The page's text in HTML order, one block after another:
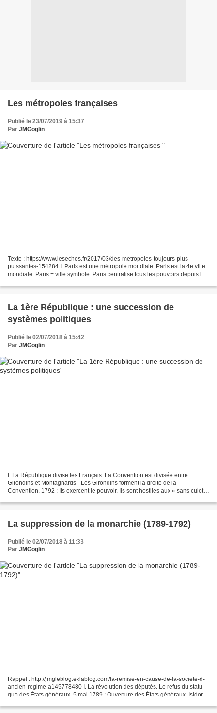
Les métropoles françaises
Publié le 23/07/2019 à 15:37
Par JMGoglin
Texte : https://www.lesechos.fr/2017/03/des-metropoles-toujours-plus-
puissantes-154284 I. Paris est une métropole mondiale. Paris est la 4e ville
mondiale. Paris = ville symbole. Paris centralise tous les pouvoirs depuis le
La 1ère République : une succession de
systèmes politiques
Publié le 02/07/2018 à 15:42
Par JMGoglin
I. La République divise les Français. La Convention est divisée entre
Girondins et Montagnards. -Les Girondins forment la droite de la
Convention. 1792 : Ils exercent le pouvoir. Ils sont hostiles aux « sans culotte
La suppression de la monarchie (1789-1792)
Publié le 02/07/2018 à 11:33
Par JMGoglin
Rappel : http://jmgleblog.eklablog.com/la-remise-en-cause-de-la-societe-d-
ancien-regime-a145778480 I. La révolution des députés. Le refus du statu
quo des États généraux. 5 mai 1789 : Ouverture des États généraux. Isidore